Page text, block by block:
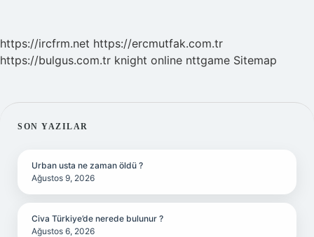
https://ircfrm.net https://ercmutfak.com.tr
https://bulgus.com.tr knight online nttgame Sitemap
SIDEBAR
SON YAZILAR
Urban usta ne zaman öldü ?
Ağustos 9, 2026
Civa Türkiye’de nerede bulunur ?
Ağustos 6, 2026